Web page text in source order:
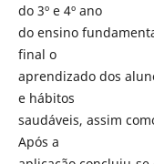
do 3º e 4º ano
do ensino
final o
aprendizado dos
e hábitos
saudáveis, assim
Após a